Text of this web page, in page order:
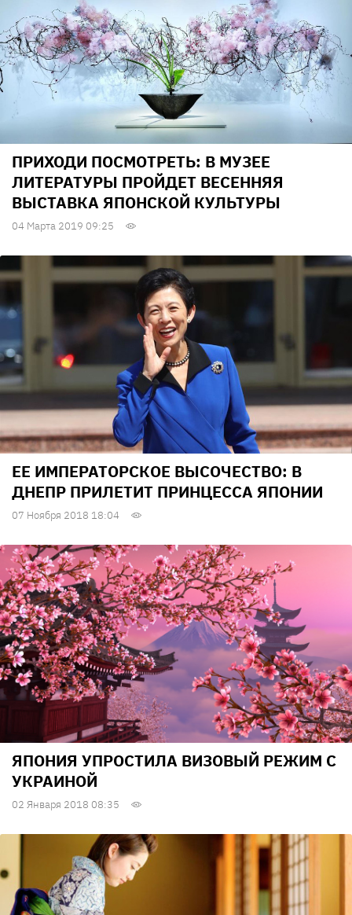
ПРИХОДИ ПОСМОТРЕТЬ: В МУЗЕЕ
ЛИТЕРАТУРЫ ПРОЙДЕТ ВЕСЕННЯЯ
ВЫСТАВКА ЯПОНСКОЙ КУЛЬТУРЫ
04 Марта 2019 09:25
ЕЕ ИМПЕРАТОРСКОЕ ВЫСОЧЕСТВО: В
ДНЕПР ПРИЛЕТИТ ПРИНЦЕССА ЯПОНИИ
07 Ноября 2018 18:04
ЯПОНИЯ УПРОСТИЛА ВИЗОВЫЙ РЕЖИМ С
УКРАИНОЙ
02 Января 2018 08:35